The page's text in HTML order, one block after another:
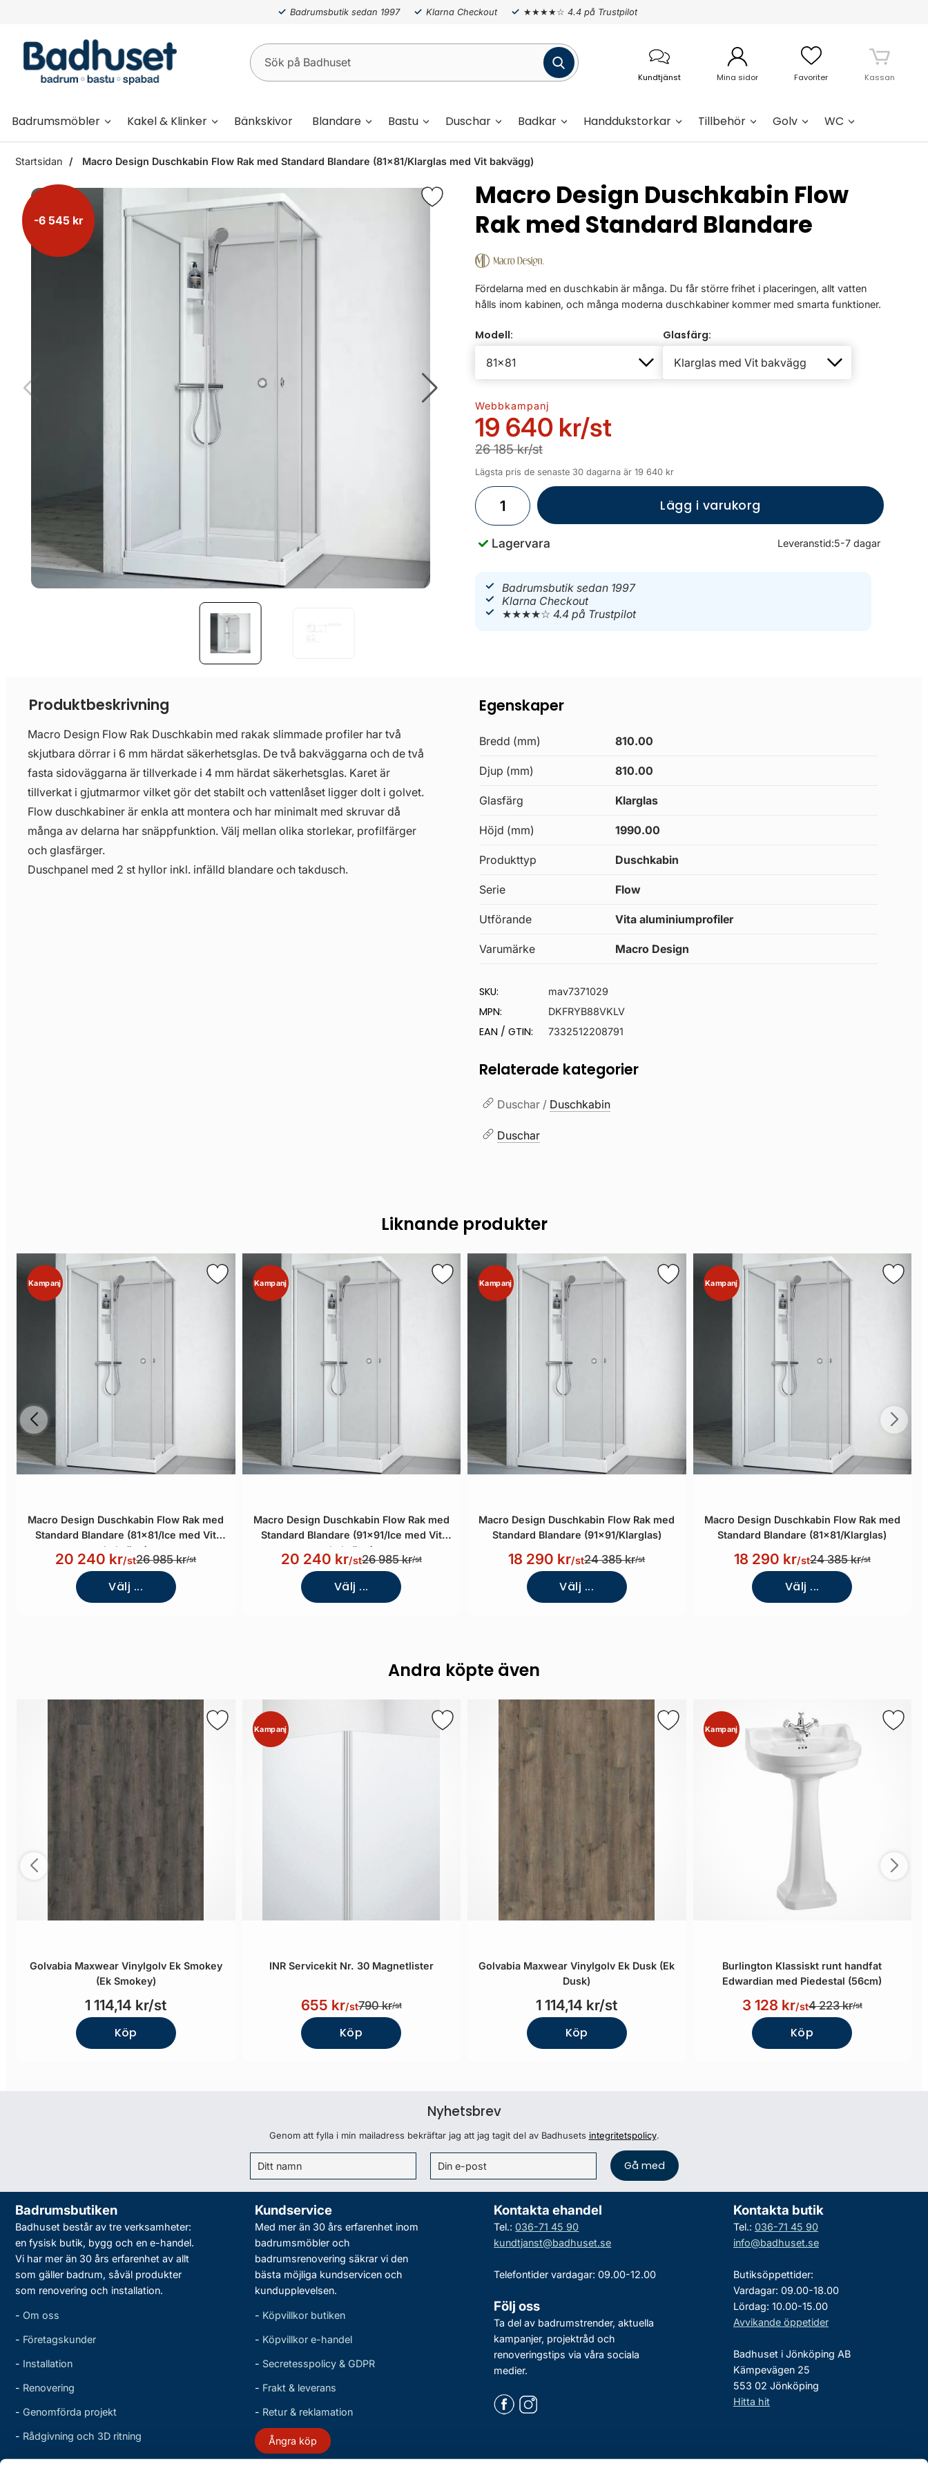
Badrumsbutik sedan 1997 Klarna Checkout ★★★★☆ 4.4 på Trustpilot
Kundtjänst Mina sidor Favoriter Kassan
Badrumsmöbler Kakel & Klinker Bänkskivor Blandare Bastu Duschar Badkar Handdukstorkar Tillbehör Golv WC
Startsidan Macro Design Duschkabin Flow Rak med Standard Blandare (81x81/Klarglas med Vit bakvägg)
-6 545 kr
Macro Design Duschkabin Flow
Rak med Standard Blandare
Fördelarna med en duschkabin är många. Du får större frihet i placeringen, allt vatten
hålls inom kabinen, och många moderna duschkabiner kommer med smarta funktioner.
Modell: Glasfärg:
Webbkampanj
19 640 kr/st
26 185 kr/st
Lägsta pris de senaste 30 dagarna är 19 640 kr
Lägg i varukorg
Lagervara Leveranstid:5-7 dagar
Badrumsbutik sedan 1997
Klarna Checkout
★★★★☆4.4 på Trustpilot
Produktbeskrivning
Macro Design Flow Rak Duschkabin med rakak slimmade profiler har två
skjutbara dörrar i 6 mm härdat säkerhetsglas. De två bakväggarna och de två
fasta sidoväggarna är tillverkade i 4 mm härdat säkerhetsglas. Karet är
tillverkat i gjutmarmor vilket gör det stabilt och vattenlåset ligger dolt i golvet.
Flow duschkabiner är enkla att montera och har minimalt med skruvar då
många av delarna har snäppfunktion. Välj mellan olika storlekar, profilfärger
och glasfärger.
Duschpanel med 2 st hyllor inkl. infälld blandare och takdusch.
Egenskaper
Bredd (mm) 810.00
Djup (mm) 810.00
Glasfärg Klarglas
Höjd (mm) 1990.00
Produkttyp Duschkabin
Serie Flow
Utförande Vita aluminiumprofiler
Varumärke Macro Design
SKU: mav7371029
MPN: DKFRYB88VKLV
EAN / GTIN: 7332512208791
Relaterade kategorier
Duschar / Duschkabin
Duschar
Liknande produkter
Kampanj
Macro Design Duschkabin Flow Rak med
Standard Blandare (81x81/Ice med Vit
bakvägg)
20 240 kr/st26 985 kr/st
Välj ...
Kampanj
Macro Design Duschkabin Flow Rak med
Standard Blandare (91x91/Ice med Vit
bakvägg)
20 240 kr/st26 985 kr/st
Välj ...
Kampanj
Macro Design Duschkabin Flow Rak med
Standard Blandare (91x91/Klarglas)
18 290 kr/st24 385 kr/st
Välj ...
Kampanj
Macro Design Duschkabin Flow Rak med
Standard Blandare (81x81/Klarglas)
18 290 kr/st24 385 kr/st
Välj ...
Andra köpte även
Golvabia Maxwear Vinylgolv Ek Smokey
(Ek Smokey)
1 114,14 kr/st
Köp
Kampanj
INR Servicekit Nr. 30 Magnetlister
655 kr/st790 kr/st
Köp
Golvabia Maxwear Vinylgolv Ek Dusk (Ek
Dusk)
1 114,14 kr/st
Köp
Kampanj
Burlington Klassiskt runt handfat
Edwardian med Piedestal (56cm)
3 128 kr/st4 223 kr/st
Köp
Nyhetsbrev
Genom att fylla i min mailadress bekräftar jag att jag tagit del av Badhusets integritetspolicy.
Badrumsbutiken
Badhuset består av tre verksamheter:
en fysisk butik, bygg och en e-handel.
Vi har mer än 30 års erfarenhet av allt
som gäller badrum, såväl produkter
som renovering och installation.
- Om oss
- Företagskunder
- Installation
- Renovering
- Genomförda projekt
- Rådgivning och 3D ritning
Kundservice
Med mer än 30 års erfarenhet inom
badrumsmöbler och
badrumsrenovering säkrar vi den
bästa möjliga kundservicen och
kundupplevelsen.
- Köpvillkor butiken
- Köpvillkor e-handel
- Secretesspolicy & GDPR
- Frakt & leverans
- Retur & reklamation
Ångra köp
Kontakta ehandel
Tel.: 036-71 45 90
kundtjanst@badhuset.se
Telefontider vardagar: 09.00-12.00
Följ oss
Ta del av badrumstrender, aktuella
kampanjer, projektråd och
renoveringstips via våra sociala
medier.
Kontakta butik
Tel.: 036-71 45 90
info@badhuset.se
Butiksöppettider:
Vardagar: 09.00-18.00
Lördag: 10.00-15.00
Avvikande öppetider
Badhuset i Jönköping AB
Kämpevägen 25
553 02 Jönköping
Hitta hit